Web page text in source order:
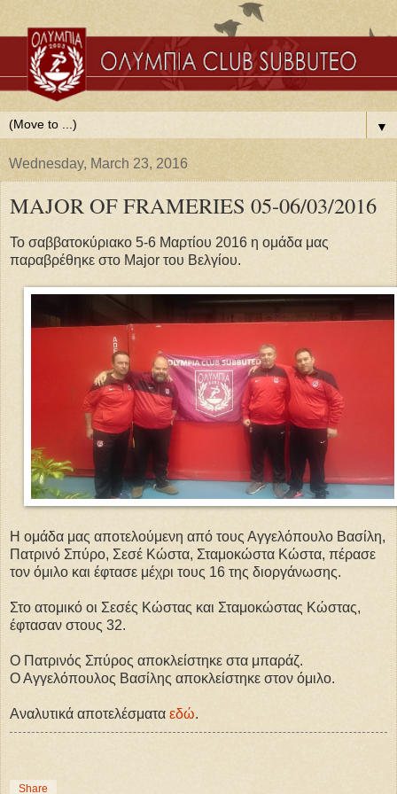
▼
Wednesday, March 23, 2016
MAJOR OF FRAMERIES 05-06/03/2016
Το σαββατοκύριακο 5-6 Μαρτίου 2016 η ομάδα μας
παραβρέθηκε στο Major του Βελγίου.
Η ομάδα μας αποτελούμενη από τους Αγγελόπουλο Βασίλη,
Πατρινό Σπύρο, Σεσέ Κώστα, Σταμοκώστα Κώστα, πέρασε
τον όμιλο και έφτασε μέχρι τους 16 της διοργάνωσης.
Στο ατομικό οι Σεσές Κώστας και Σταμοκώστας Κώστας,
έφτασαν στους 32.
Ο Πατρινός Σπύρος αποκλείστηκε στα μπαράζ.
Ο Αγγελόπουλος Βασίλης αποκλείστηκε στον όμιλο.
Αναλυτικά αποτελέσματα εδώ.
Share